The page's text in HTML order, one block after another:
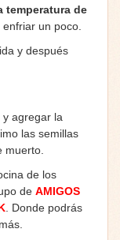
temperatura de
un poco.
y después
agregar la
las semillas
muerto.
de los
de AMIGOS
. Donde podrás